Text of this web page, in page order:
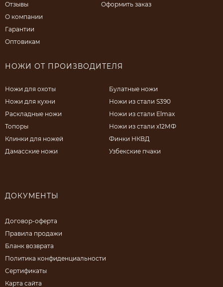
Отзывы
О компании
Гарантии
Оптовикам
Оформить заказ
НОЖИ ОТ ПРОИЗВОДИТЕЛЯ
Ножи для охоты
Ножи для кухни
Раскладные ножи
Топоры
Клинки для ножей
Дамасские ножи
Булатные ножи
Ножи из стали S390
Ножи из стали Elmax
Ножи из стали х12МФ
Финки НКВД
Узбекские пчаки
ДОКУМЕНТЫ
Договор-оферта
Правила продажи
Бланк возврата
Политика конфиденциальности
Сертификаты
Карта сайта